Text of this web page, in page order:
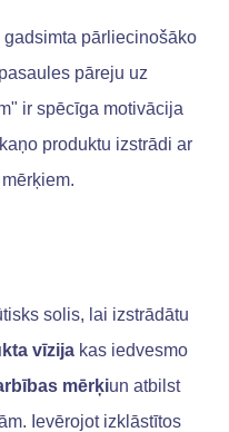
pārliecinošāko
pāreju uz
ir spēcīga motivācija
produktu izstrādi ar
solis, lai izstrādātu
vīzija kas iedvesmo
mērķiun atbilst
Ievērojot izklāstītos